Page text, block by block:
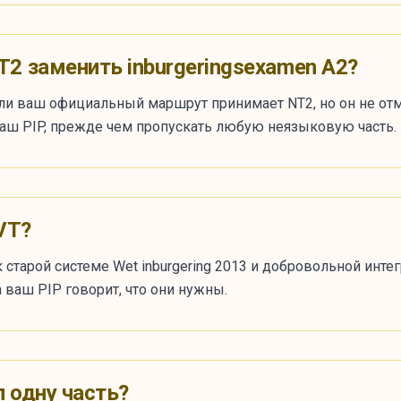
заменить inburgeringsexamen A2?
ваш официальный маршрут принимает NT2, но он не
PIP, прежде чем пропускать любую неязыковую часть.
системе Wet inburgering 2013 и добровольной
ваш PIP говорит, что они нужны.
одну часть?